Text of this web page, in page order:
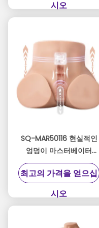
시오
SQ-MAR50116 현실적인
엉덩이 마스터베이터
11.43kg
최고의 가격을 얻으십
시오